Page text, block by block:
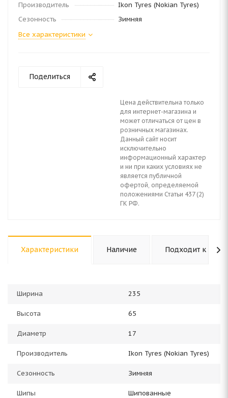
Производитель
Ikon Tyres (Nokian Tyres)
Сезонность
Зимняя
Все характеристики
Поделиться
Цена действительна только
для интернет-магазина и
может отличаться от цен в
розничных магазинах.
Данный сайт носит
исключительно
информационный характер
и ни при каких условиях не
является публичной
офертой, определяемой
положениями Статьи 437 (2)
ГК РФ.
Характеристики Наличие Подходит к авто
Ширина 235
Высота 65
Диаметр 17
Производитель Ikon Tyres (Nokian Tyres)
Сезонность Зимняя
Шипы Шипованные